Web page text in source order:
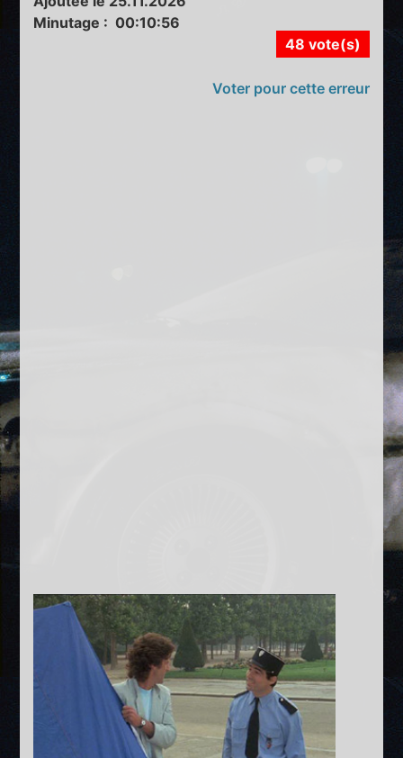
Minutage : 00:10:56
48 vote(s)
Voter pour cette erreur